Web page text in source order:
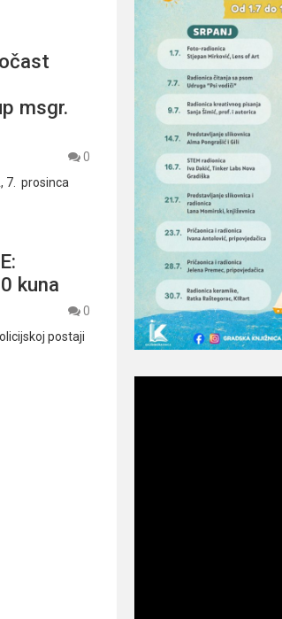
msgr.
0
7. prosinca
kuna
0
postaji